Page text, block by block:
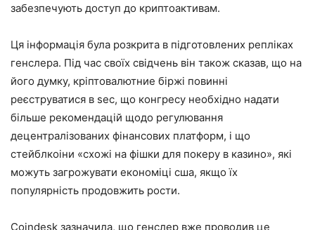
забезпечують доступ до криптоактивам.
Ця інформація була розкрита в підготовлених репліках
генслера. Під час своїх свідчень він також сказав, що на
його думку, кріптовалютние біржі повинні
реєструватися в sec, що конгресу необхідно надати
більше рекомендацій щодо регулювання
децентралізованих фінансових платформ, і що
стейблкоіни «схожі на фішки для покеру в казино», які
можуть загрожувати економіці сша, якщо їх
популярність продовжить рости.
Coindesk зазначила, що генслер вже проводив це